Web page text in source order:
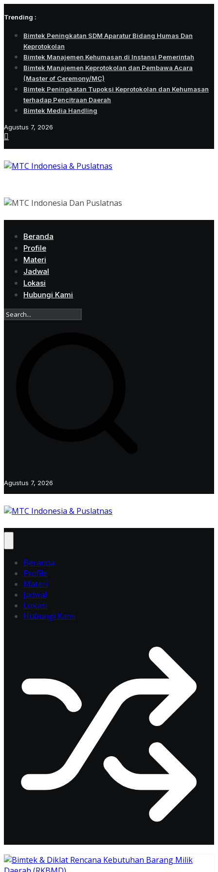
to
Trending :
Bimtek Peningkatan SDM Aparatur Bidang Humas Dan
Keprotokolan
Bimtek Manajemen Kehumasan di Instansi Pemerintah
Bimtek Manajemen Keprotokolan dan Pembawa Acara
(Master of Ceremony/MC)
Bimtek Peningkatan Tupoksi Keprotokolan dan Kehumasan
terhadap Pencitraan Daerah
Bimtek Media Handling
Agustus 7, 2026
Beranda
Profile
Materi
Jadwal
Lokasi
Hubungi Kami
Agustus 7, 2026
Beranda
Profile
Materi
Jadwal
Lokasi
Hubungi Kami